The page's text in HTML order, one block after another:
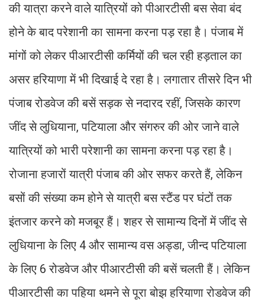
की यात्रा करने वाले यात्रियों को पीआरटीसी बस सेवा बंद
होने के बाद परेशानी का सामना करना पड़ रहा है। पंजाब में
मांगों को लेकर पीआरटीसी कर्मियों की चल रही हड़ताल का
असर हरियाणा में भी दिखाई दे रहा है। लगातार तीसरे दिन भी
पंजाब रोडवेज की बसें सड़क से नदारद रहीं, जिसके कारण
जींद से लुधियाना, पटियाला और संगरुर की ओर जाने वाले
यात्रियों को भारी परेशानी का सामना करना पड़ रहा है।
रोजाना हजारों यात्री पंजाब की ओर सफर करते हैं, लेकिन
बसों की संख्या कम होने से यात्री बस स्टैंड पर घंटों तक
इंतजार करने को मजबूर हैं। शहर से सामान्य दिनों में जींद से
लुधियाना के लिए 4 और सामान्य वस अड्डा, जीन्द पटियाला
के लिए 6 रोडवेज और पीआरटीसी की बसें चलती हैं। लेकिन
पीआरटीसी का पहिया थमने से पूरा बोझ हरियाणा रोडवेज की